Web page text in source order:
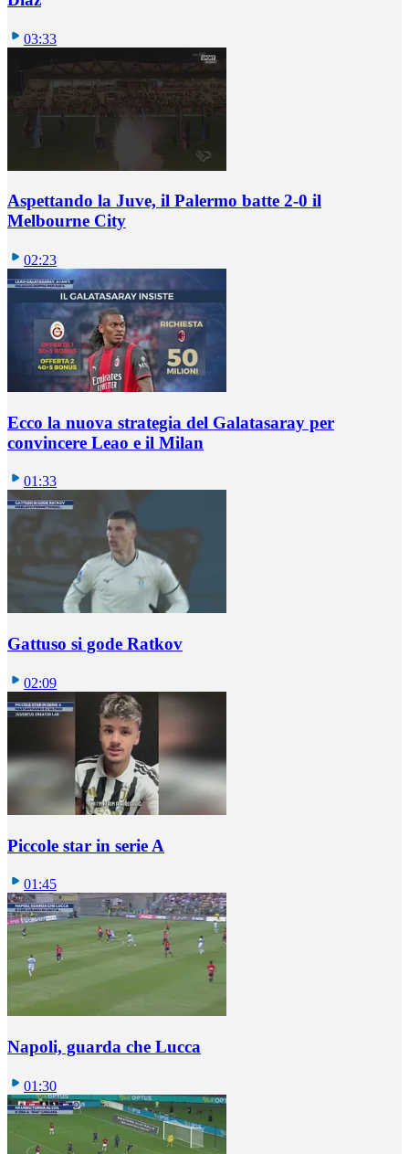
03:33
Aspettando la Juve, il Palermo batte 2-0 il
Melbourne City
02:23
Ecco la nuova strategia del Galatasaray per
convincere Leao e il Milan
01:33
Gattuso si gode Ratkov
02:09
Piccole star in serie A
01:45
Napoli, guarda che Lucca
01:30